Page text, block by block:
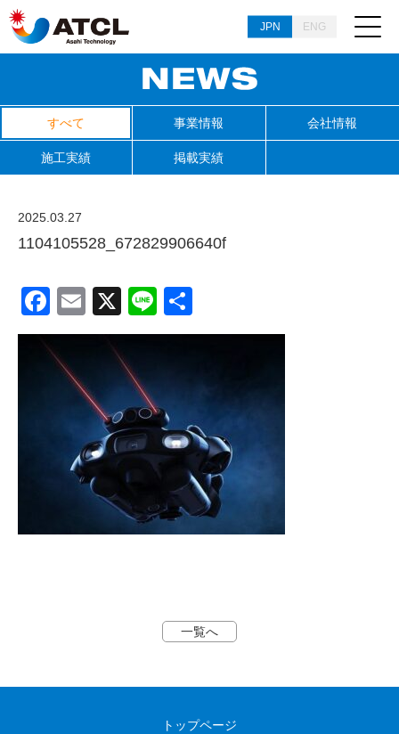
JPN ENG
すべて 事業情報 会社情報
施工実績 掲載実績
2025.03.27
1104105528_672829906640f
Facebook
Email
X Line
有
一覧へ
トップページ